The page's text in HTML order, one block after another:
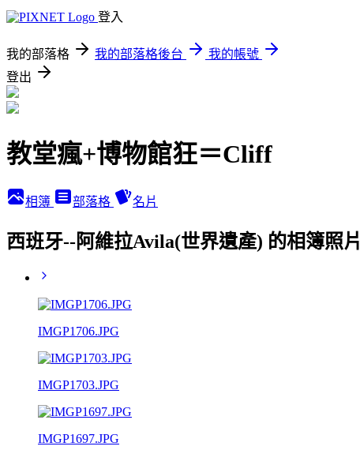
登入
我的部落格 我的部落格後台
我的帳號
登出
教堂瘋+博物館狂＝Cliff
相簿 部落格 名片
西班牙--阿維拉Avila(世界遺產) 的相簿照片
IMGP1706.JPG
IMGP1703.JPG
IMGP1697.JPG